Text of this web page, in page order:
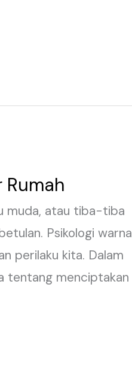
Rumah
muda, atau tiba-tiba
Psikologi warna
perilaku kita. Dalam
tentang menciptakan